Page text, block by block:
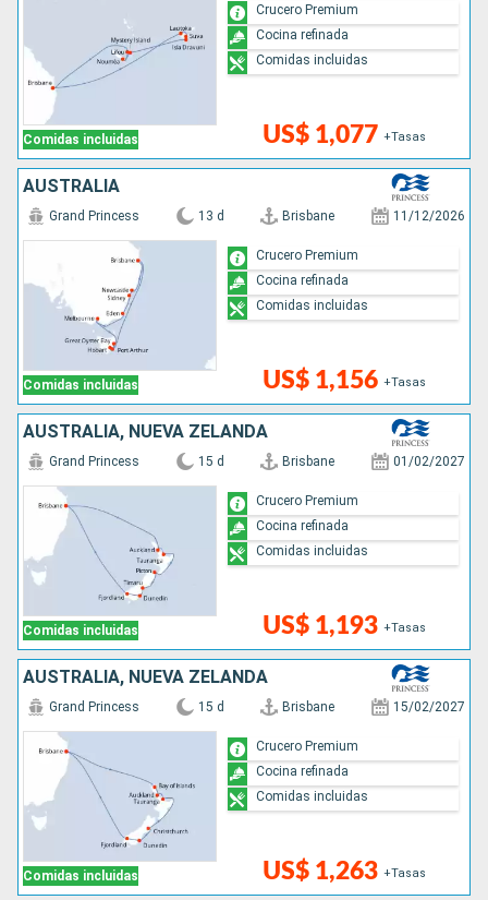
Comidas incluidas US$ 1,077 +Tasas
Crucero Premium
Cocina refinada
Comidas incluidas
AUSTRALIA
Comidas incluidas
Grand Princess 13 d Brisbane 11/12/2026
US$ 1,156 +Tasas
Crucero Premium
Cocina refinada
Comidas incluidas
AUSTRALIA, NUEVA ZELANDA
Comidas incluidas
Grand Princess 15 d Brisbane 01/02/2027
US$ 1,193 +Tasas
Crucero Premium
Cocina refinada
Comidas incluidas
AUSTRALIA, NUEVA ZELANDA
Comidas incluidas
Grand Princess 15 d Brisbane 15/02/2027
US$ 1,263 +Tasas
Crucero Premium
Cocina refinada
Comidas incluidas